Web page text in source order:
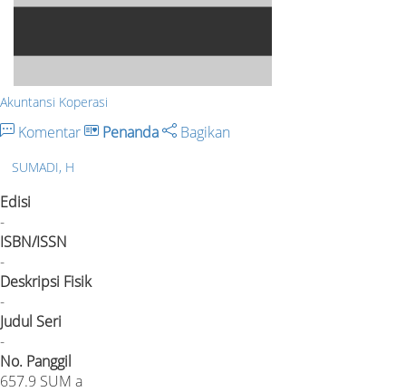
Akuntansi Koperasi
Komentar Penanda Bagikan
SUMADI, H
Edisi
-
ISBN/ISSN
-
Deskripsi Fisik
-
Judul Seri
-
No. Panggil
657.9 SUM a